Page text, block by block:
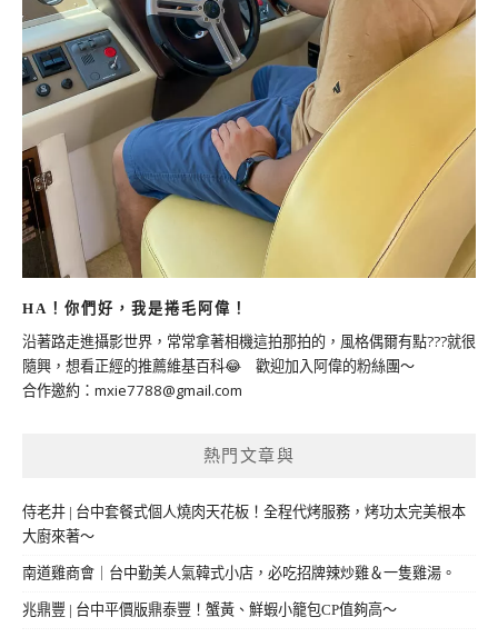
HA！你們好，我是捲毛阿偉！
沿著路走進攝影世界，常常拿著相機這拍那拍的，風格偶爾有點???就很
隨興，想看正經的推薦維基百科😂 歡迎加入阿偉的粉絲團～
合作邀約： mxie7788@gmail.com
熱門文章與
侍老井 | 台中套餐式個人燒肉天花板！全程代烤服務，烤功太完美根本
大廚來著～
南道雞商會｜台中勤美人氣韓式小店，必吃招牌辣炒雞＆一隻雞湯。
兆鼎豐 | 台中平價版鼎泰豐！蟹黃、鮮蝦小籠包CP值夠高～